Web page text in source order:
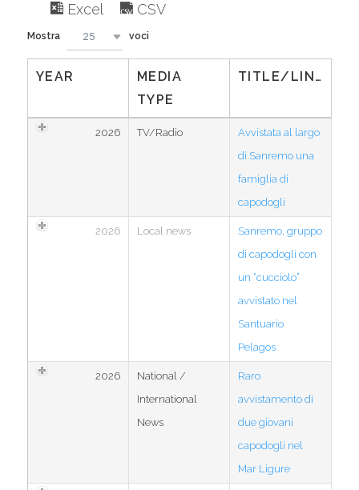
Excel CSV
Mostra 25 voci
YEAR
MEDIA
TYPE
TITLE/LINK
2026 TV/Radio
Avvistata al largo
di Sanremo una
famiglia di
capodogli
2026 Local news
Sanremo, gruppo
di capodogli con
un “cucciolo”
avvistato nel
Santuario
Pelagos
2026
National /
International
News
Raro
avvistamento di
due giovani
capodogli nel
Mar Ligure